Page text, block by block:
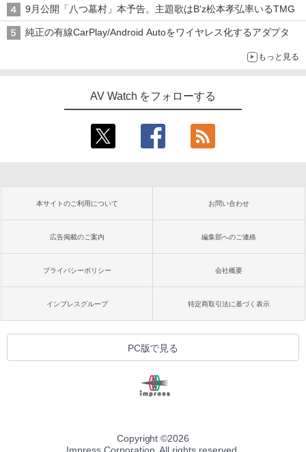
9月公開「八つ墓村」本予告。主題歌はB'z松本孝弘率いるTMG
純正の有線CarPlay/Android Autoをワイヤレス化するアダプタ
もっと見る
AV Watch をフォローする
本サイトのご利用について お問い合わせ
広告掲載のご案内 編集部へのご連絡
プライバシーポリシー 会社概要
インプレスグループ 特定商取引法に基づく表示
PC版で見る
Copyright ©2026